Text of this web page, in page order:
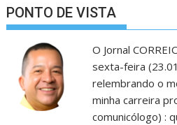
PONTO DE VISTA
O Jornal
sexta-feira
relembrando o
minha carreira
comunicólogo) :